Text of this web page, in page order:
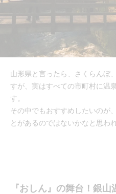
山形県と言ったら、さくらんぼ
すが、実はすべての市町村に温
す。
その中でもおすすめしたいのが
とがあるのではないかなと思わ
『おしん』の舞台！銀山